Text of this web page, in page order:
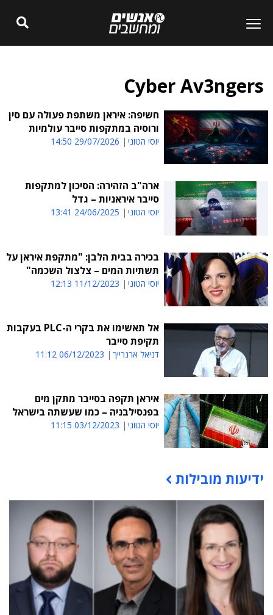
Cyber ​​Av3ngers
חשיפה: איראן משתפת פעולה עם סין
ורוסיה במתקפות סייבר עולמיות
יוסי הטוני 29/07/2026 14:50
ארה"ב הזהירה: הסיכון למתקפות
סייבר איראניות – גדל
יוסי הטוני 24/06/2025 13:41
בכירה בבית הלבן: "מתקפת איראן על
תשתיות המים – צלצול השכמה"
יוסי הטוני 11/12/2023 12:13
אל תאשימו את בקרי ה-PLC בעקבות
תקיפת סייבר
דניאל ארנרייך 06/12/2023 11:12
איראן תקפה בסייבר מתקן מים
בפנסילבניה – כמו שעשתה בישראל
יוסי הטוני 03/12/2023 11:15
תוכן פרסומי
ידיעות מובילות